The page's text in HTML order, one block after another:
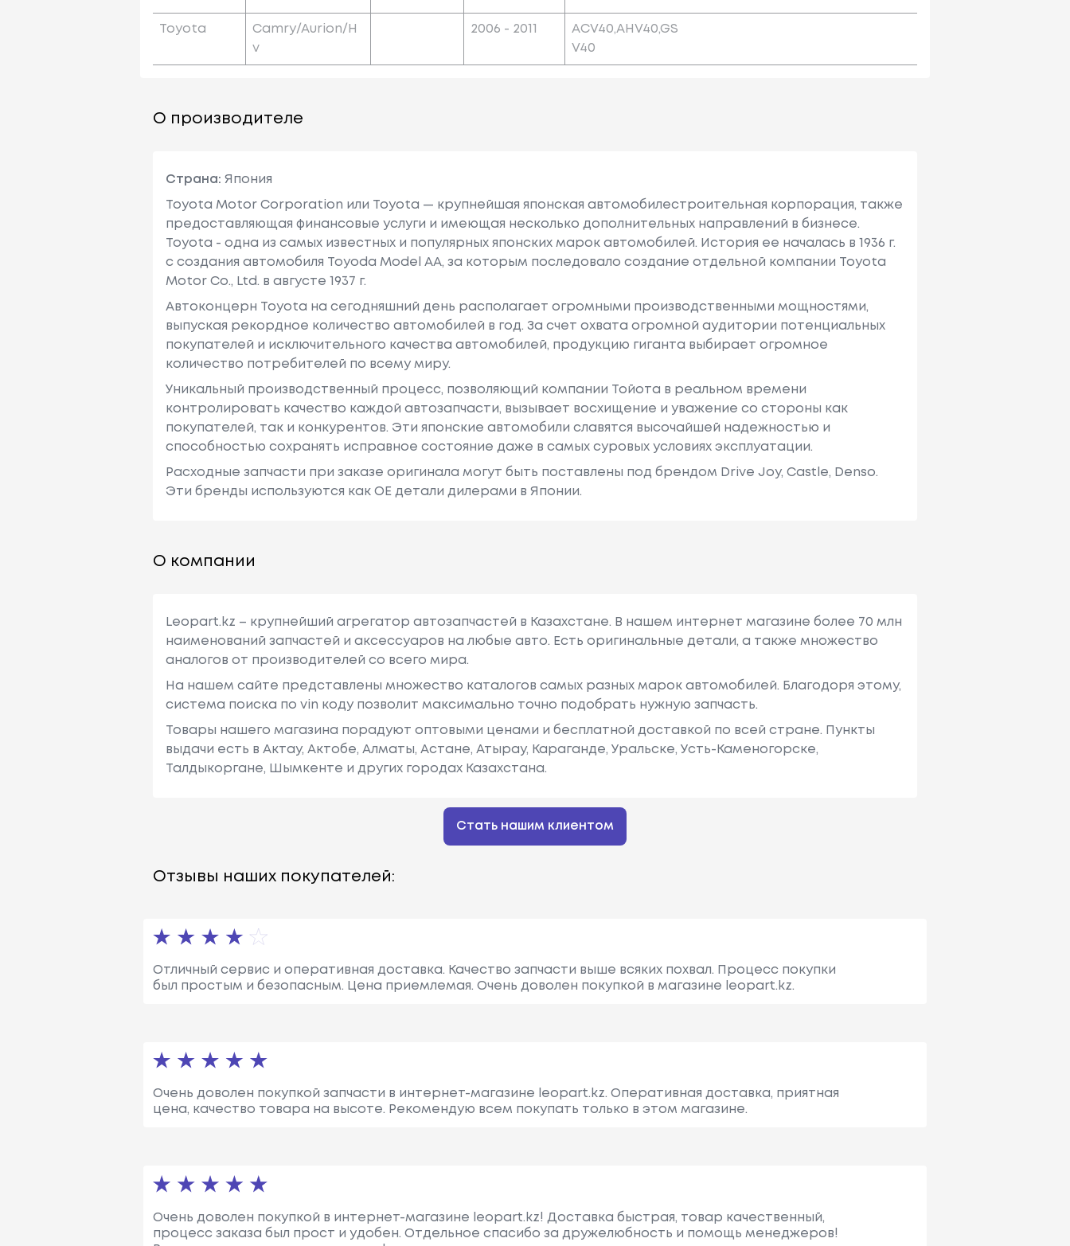
Toyota
Camry/aurion/h
V
2006 - 2011
ACV40,AHV40,GS
V40
О производителе
Страна: Япония
Toyota Motor Corporation или Toyota — крупнейшая японская автомобилестроительная корпорация, также
предоставляющая финансовые услуги и имеющая несколько дополнительных направлений в бизнесе.
Toyota - одна из самых известных и популярных японских марок автомобилей. История ее началась в 1936 г.
с создания автомобиля Toyoda Model AA, за которым последовало создание отдельной компании Toyota
Motor Co., Ltd. в августе 1937 г.
Автоконцерн Toyota на сегодняшний день располагает огромными производственными мощностями,
выпуская рекордное количество автомобилей в год. За счет охвата огромной аудитории потенциальных
покупателей и исключительного качества автомобилей, продукцию гиганта выбирает огромное
количество потребителей по всему миру.
Уникальный производственный процесс, позволяющий компании Тойота в реальном времени
контролировать качество каждой автозапчасти, вызывает восхищение и уважение со стороны как
покупателей, так и конкурентов. Эти японские автомобили славятся высочайшей надежностью и
способностью сохранять исправное состояние даже в самых суровых условиях эксплуатации.
Расходные запчасти при заказе оригинала могут быть поставлены под брендом Drive Joy, Castle, Denso.
Эти бренды используются как ОЕ детали дилерами в Японии.
О компании
Leopart.kz – крупнейший агрегатор автозапчастей в Казахстане. В нашем интернет магазине более 70 млн
наименований запчастей и аксессуаров на любые авто. Есть оригинальные детали, а также множество
аналогов от производителей со всего мира.
На нашем сайте представлены множество каталогов самых разных марок автомобилей. Благодоря этому,
система поиска по vin коду позволит максимально точно подобрать нужную запчасть.
Товары нашего магазина порадуют оптовыми ценами и бесплатной доставкой по всей стране. Пункты
выдачи есть в Актау, Актобе, Алматы, Астане, Атырау, Караганде, Уральске, Усть-Каменогорске,
Талдыкоргане, Шымкенте и других городах Казахстана.
Стать нашим клиентом
Отзывы наших покупателей:
Отличный сервис и оперативная доставка. Качество запчасти выше всяких похвал. Процесс покупки
был простым и безопасным. Цена приемлемая. Очень доволен покупкой в магазине leopart.kz.
Очень доволен покупкой запчасти в интернет-магазине leopart.kz. Оперативная доставка, приятная
цена, качество товара на высоте. Рекомендую всем покупать только в этом магазине.
Очень доволен покупкой в интернет-магазине leopart.kz! Доставка быстрая, товар качественный,
процесс заказа был прост и удобен. Отдельное спасибо за дружелюбность и помощь менеджеров!